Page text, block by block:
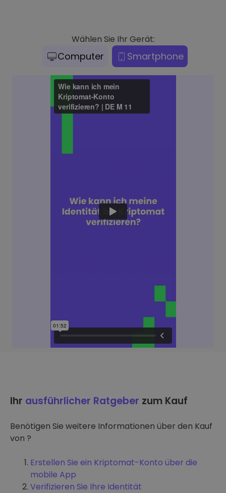
Wählen Sie Ihr Gerät:
Computer Smartphone
Ihr ausführlicher Ratgeber zum Kauf
Benötigen Sie weitere Informationen über den Kauf
von ?
Erstellen Sie ein Kriptomat-Konto über die
mobile App
Verifizieren Sie Ihre Identität